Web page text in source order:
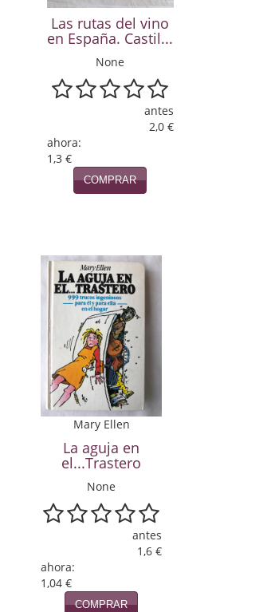
Las rutas del vino
en España. Castil...
None
antes
2,0 €
ahora:
1,3 €
COMPRAR
Mary Ellen
La aguja en
el...Trastero
None
antes
1,6 €
ahora:
1,04 €
COMPRAR